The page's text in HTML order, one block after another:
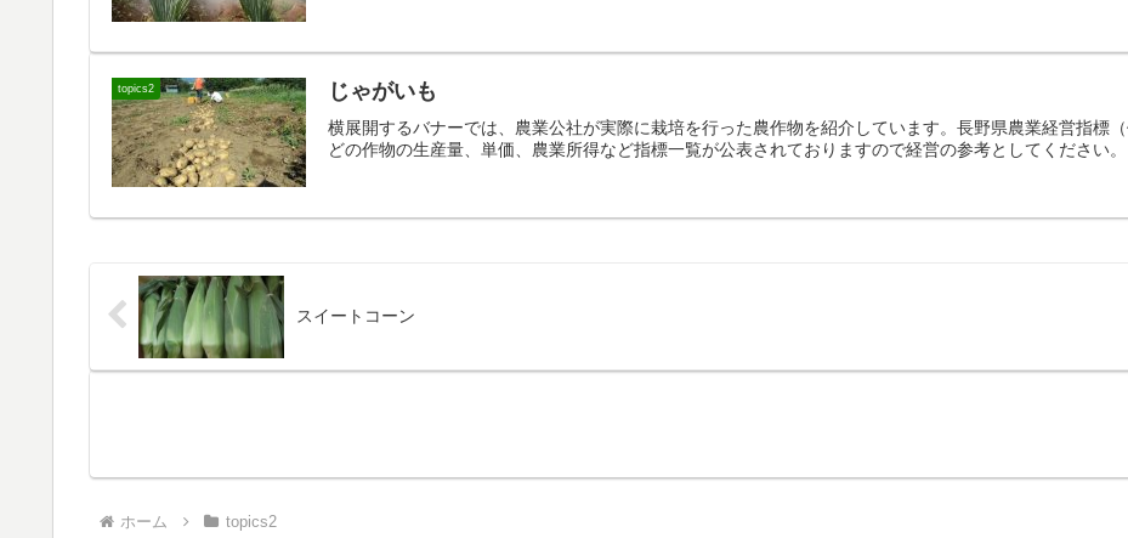
topics2 じゃがいも
横展開するバナーでは、農業公社が実際に栽培を行った農作物を紹介しています。長野県農業経営指標
どの作物の生産量、単価、農業所得など指標一覧が公表されておりますので経営の参考としてください。
スイートコーン
ホーム topics2